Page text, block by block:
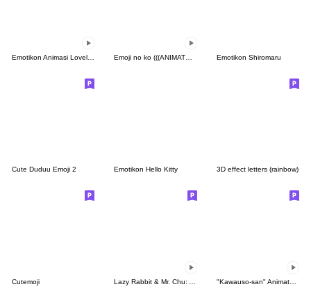
Emotikon Shiromaru
Cute Duduu Emoji 2 Emotikon Hello Kitty 3D effect letters (rainbow)
Cutemoji "Kawauso-san" Animated Emoji 2